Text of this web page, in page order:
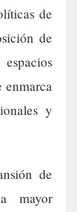
de
de
enmarca
y
de
mayor